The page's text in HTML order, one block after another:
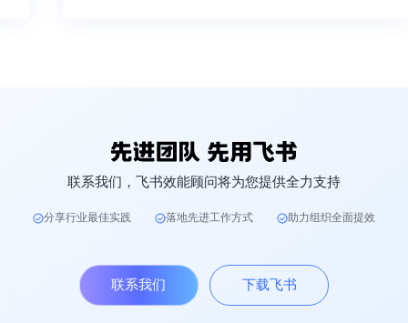
联系我们，飞书效能顾问将为您提供全力支持
分享行业最佳实践 落地先进工作方式 助力组织全面提效
联系我们 下载飞书